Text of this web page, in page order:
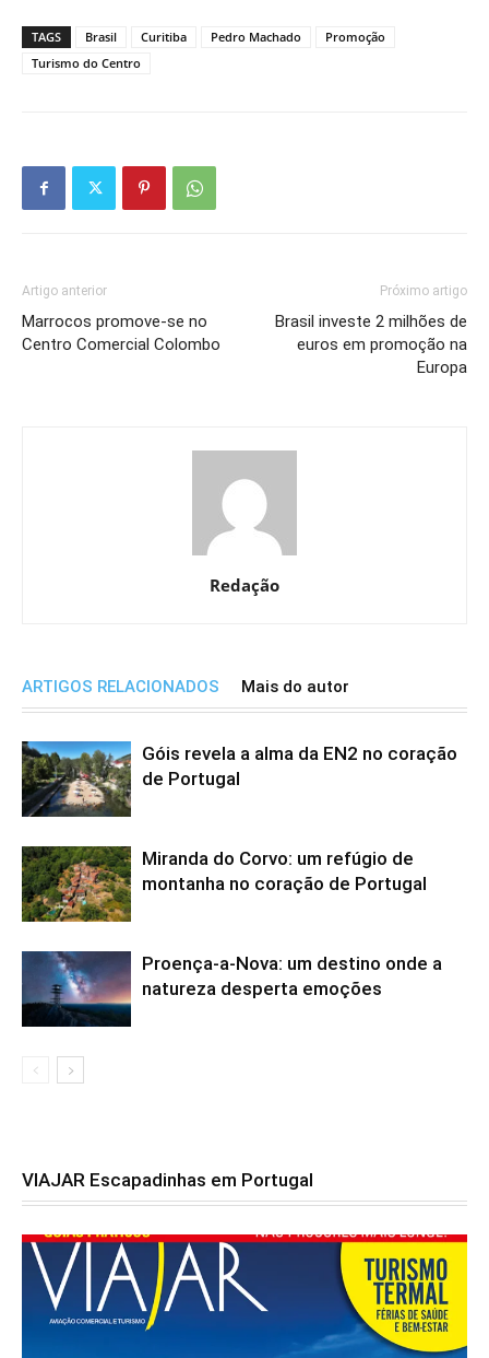
TAGS Brasil Curitiba Pedro Machado
Promoção
Turismo do Centro
Artigo anterior
Marrocos promove-se no
Centro Comercial Colombo
Próximo artigo
Brasil investe 2 milhões de
euros em promoção na
Europa
Redação
ARTIGOS RELACIONADOS Mais do autor
Góis revela a alma da EN2 no coração
de Portugal
Miranda do Corvo: um refúgio de
montanha no coração de Portugal
Proença-a-Nova: um destino onde a
natureza desperta emoções
VIAJAR Escapadinhas em Portugal